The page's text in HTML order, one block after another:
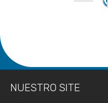
NUESTRO SITE